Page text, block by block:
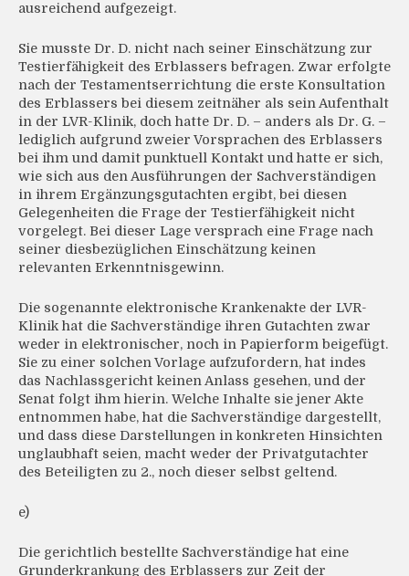
ausreichend aufgezeigt.
Sie musste Dr. D. nicht nach seiner Einschätzung zur
Testierfähigkeit des Erblassers befragen. Zwar erfolgte
nach der Testamentserrichtung die erste Konsultation
des Erblassers bei diesem zeitnäher als sein Aufenthalt
in der LVR-Klinik, doch hatte Dr. D. – anders als Dr. G. –
lediglich aufgrund zweier Vorsprachen des Erblassers
bei ihm und damit punktuell Kontakt und hatte er sich,
wie sich aus den Ausführungen der Sachverständigen
in ihrem Ergänzungsgutachten ergibt, bei diesen
Gelegenheiten die Frage der Testierfähigkeit nicht
vorgelegt. Bei dieser Lage versprach eine Frage nach
seiner diesbezüglichen Einschätzung keinen
relevanten Erkenntnisgewinn.
Die sogenannte elektronische Krankenakte der LVR-
Klinik hat die Sachverständige ihren Gutachten zwar
weder in elektronischer, noch in Papierform beigefügt.
Sie zu einer solchen Vorlage aufzufordern, hat indes
das Nachlassgericht keinen Anlass gesehen, und der
Senat folgt ihm hierin. Welche Inhalte sie jener Akte
entnommen habe, hat die Sachverständige dargestellt,
und dass diese Darstellungen in konkreten Hinsichten
unglaubhaft seien, macht weder der Privatgutachter
des Beteiligten zu 2., noch dieser selbst geltend.
e)
Die gerichtlich bestellte Sachverständige hat eine
Grunderkrankung des Erblassers zur Zeit der